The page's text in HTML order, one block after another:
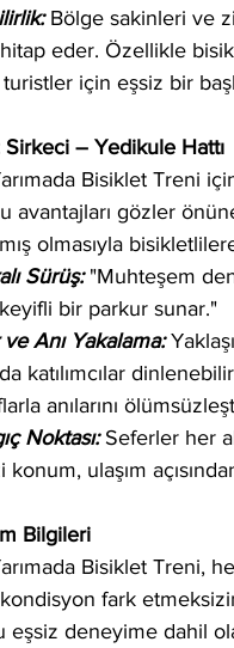
Bölge sakinleri ve
eder. Özellikle
için eşsiz bir
Sirkeci – Yedikule Hattı
Bisiklet Treni
avantajları gözler
olmasıyla
Sürüş: "Muhteşem
bir parkur sunar."
Anı Yakalama:
katılımcılar
anılarını
Noktası: Seferler her
konum, ulaşım
Bilgileri
Bisiklet Treni,
fark
eşsiz deneyime dahil